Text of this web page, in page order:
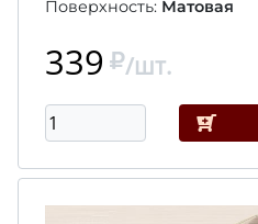
Поверхность: Матовая
339 /шт.